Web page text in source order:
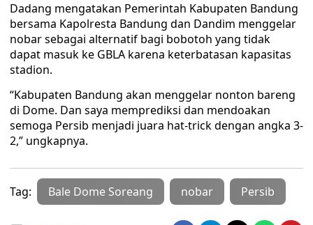
Dadang mengatakan Pemerintah Kabupaten Bandung
bersama Kapolresta Bandung dan Dandim menggelar
nobar sebagai alternatif bagi bobotoh yang tidak
dapat masuk ke GBLA karena keterbatasan kapasitas
stadion.
“Kabupaten Bandung akan menggelar nonton bareng
di Dome. Dan saya memprediksi dan mendoakan
semoga Persib menjadi juara hat-trick dengan angka 3-
2,” ungkapnya.
Tag: Bale Dome Soreang nobar Persib